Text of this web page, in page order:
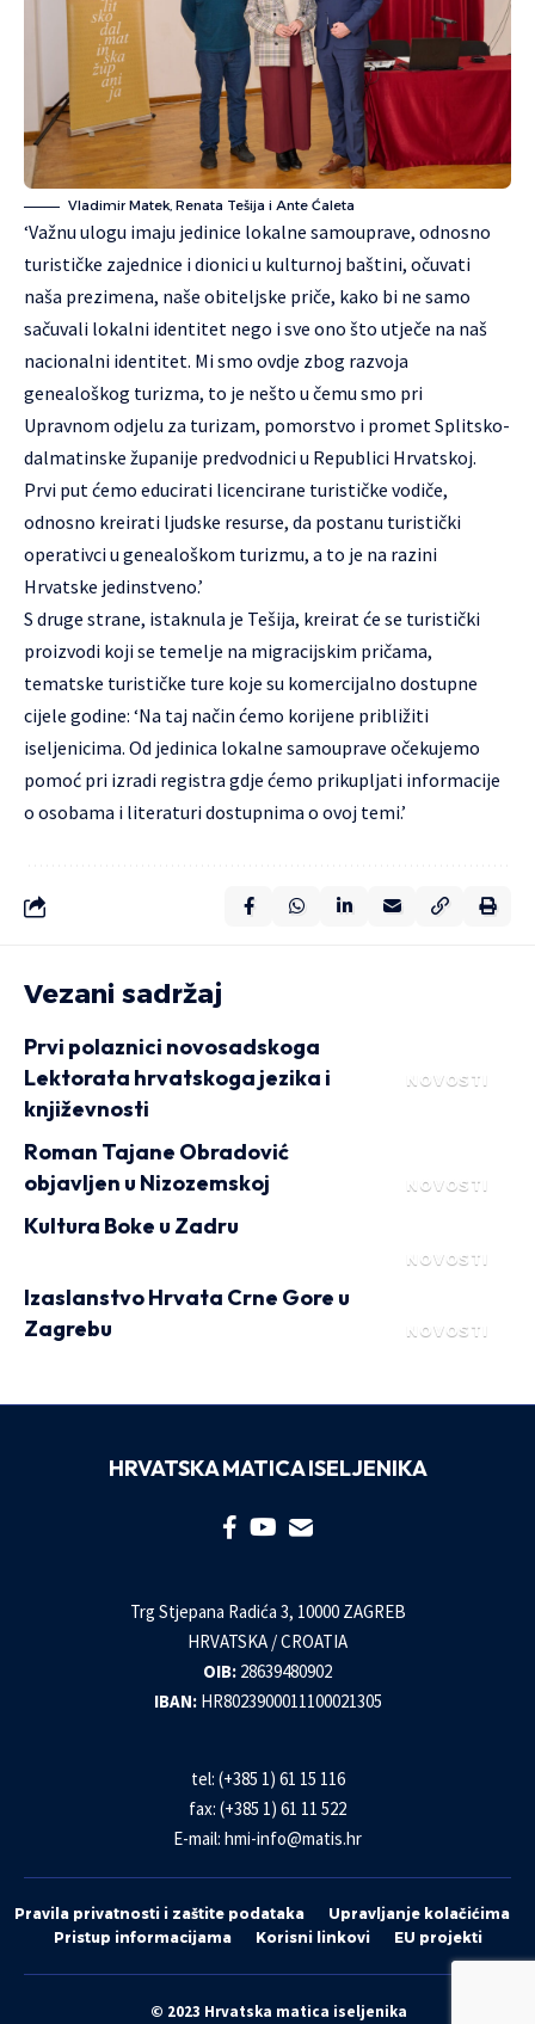
Vladimir Matek, Renata Tešija i Ante Ćaleta
‘Važnu ulogu imaju jedinice lokalne samouprave, odnosno
turističke zajednice i dionici u kulturnoj baštini, očuvati
naša prezimena, naše obiteljske priče, kako bi ne samo
sačuvali lokalni identitet nego i sve ono što utječe na naš
nacionalni identitet. Mi smo ovdje zbog razvoja
genealoškog turizma, to je nešto u čemu smo pri
Upravnom odjelu za turizam, pomorstvo i promet Splitsko-
dalmatinske županije predvodnici u Republici Hrvatskoj.
Prvi put ćemo educirati licencirane turističke vodiče,
odnosno kreirati ljudske resurse, da postanu turistički
operativci u genealoškom turizmu, a to je na razini
Hrvatske jedinstveno.’
S druge strane, istaknula je Tešija, kreirat će se turistički
proizvodi koji se temelje na migracijskim pričama,
tematske turističke ture koje su komercijalno dostupne
cijele godine: ‘Na taj način ćemo korijene približiti
iseljenicima. Od jedinica lokalne samouprave očekujemo
pomoć pri izradi registra gdje ćemo prikupljati informacije
o osobama i literaturi dostupnima o ovoj temi.’
Vezani sadržaj
NOVOSTI
Prvi polaznici novosadskoga
Lektorata hrvatskoga jezika i
književnosti
NOVOSTI
Roman Tajane Obradović
objavljen u Nizozemskoj
NOVOSTI
Kultura Boke u Zadru
NOVOSTI
Izaslanstvo Hrvata Crne Gore u
Zagrebu
HRVATSKA MATICA ISELJENIKA
Trg Stjepana Radića 3, 10000 ZAGREB
HRVATSKA / CROATIA
OIB: 28639480902
IBAN: HR8023900011100021305
tel: (+385 1) 61 15 116
fax: (+385 1) 61 11 522
E-mail: hmi-info@matis.hr
Pravila privatnosti i zaštite podataka
Upravljanje kolačićima
Pristup informacijama
Korisni linkovi EU projekti
© 2023 Hrvatska matica iseljenika